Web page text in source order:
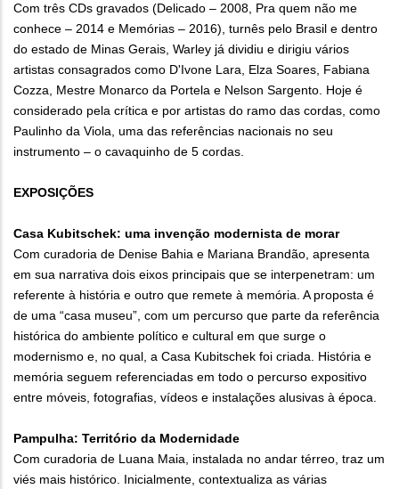
Com três CDs gravados (Delicado – 2008, Pra quem não me
conhece – 2014 e Memórias – 2016), turnês pelo Brasil e dentro
do estado de Minas Gerais, Warley já dividiu e dirigiu vários
artistas consagrados como D'Ivone Lara, Elza Soares, Fabiana
Cozza, Mestre Monarco da Portela e Nelson Sargento. Hoje é
considerado pela crítica e por artistas do ramo das cordas, como
Paulinho da Viola, uma das referências nacionais no seu
instrumento – o cavaquinho de 5 cordas.
EXPOSIÇÕES
Casa Kubitschek: uma invenção modernista de morar
Com curadoria de Denise Bahia e Mariana Brandão, apresenta
em sua narrativa dois eixos principais que se interpenetram: um
referente à história e outro que remete à memória. A proposta é
de uma “casa museu”, com um percurso que parte da referência
histórica do ambiente político e cultural em que surge o
modernismo e, no qual, a Casa Kubitschek foi criada. História e
memória seguem referenciadas em todo o percurso expositivo
entre móveis, fotografias, vídeos e instalações alusivas à época.
Pampulha: Território da Modernidade
Com curadoria de Luana Maia, instalada no andar térreo, traz um
viés mais histórico. Inicialmente, contextualiza as várias